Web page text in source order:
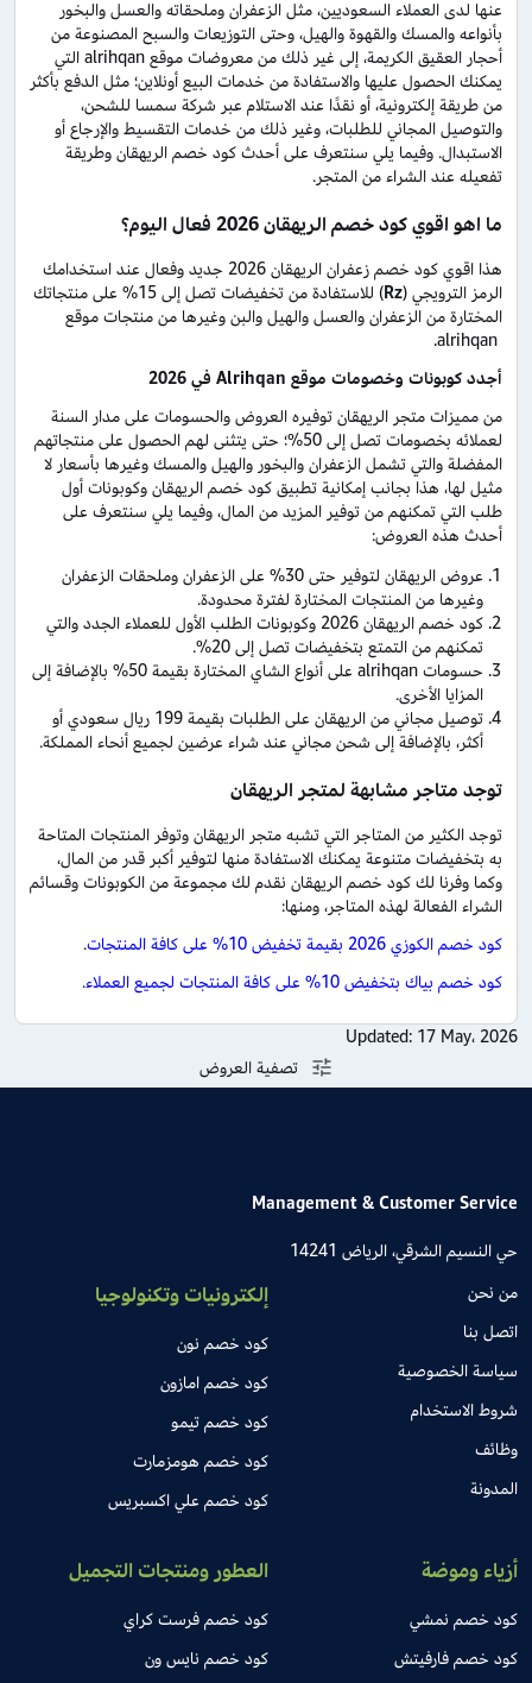
عنها لدى العملاء السعوديين، مثل الزعفران وملحقاته والعسل والبخور
بأنواعه والمسك والقهوة والهيل، وحتى التوزيعات والسبح المصنوعة من
أحجار العقيق الكريمة، إلى غير ذلك من معروضات موقع alrihqan التي
يمكنك الحصول عليها والاستفادة من خدمات البيع أونلاين؛ مثل الدفع بأكثر
من طريقة إلكترونية، أو نقدًا عند الاستلام عبر شركة سمسا للشحن،
والتوصيل المجاني للطلبات، وغير ذلك من خدمات التقسيط والإرجاع أو
الاستبدال. وفيما يلي سنتعرف على أحدث كود خصم الريهقان وطريقة
تفعيله عند الشراء من المتجر.
ما اهو اقوي كود خصم الريهقان 2026 فعال اليوم؟
هذا اقوي كود خصم زعفران الريهقان 2026 جديد وفعال عند استخدامك
الرمز الترويجي (Rz
) للاستفادة من تخفيضات تصل إلى 15% على منتجاتك
المختارة من الزعفران والعسل والهيل والبن وغيرها من منتجات موقع
أجدد كوبونات وخصومات موقع Alrihqan في 2026
من مميزات متجر الريهقان توفيره العروض والحسومات على مدار السنة
لعملائه بخصومات تصل إلى 50%؛ حتى يتثنى لهم الحصول على منتجاتهم
المفضلة والتي تشمل الزعفران والبخور والهيل والمسك وغيرها بأسعار لا
مثيل لها، هذا بجانب إمكانية تطبيق كود خصم الريهقان وكوبونات أول
طلب التي تمكنهم من توفير المزيد من المال، وفيما يلي سنتعرف على
أحدث هذه العروض:
عروض الريهقان لتوفير حتى 30% على الزعفران وملحقات الزعفران
وغيرها من المنتجات المختارة لفترة محدودة.
كود خصم الريهقان 2026 وكوبونات الطلب الأول للعملاء الجدد والتي
تمكنهم من التمتع بتخفيضات تصل إلى 20%.
حسومات alrihqan على أنواع الشاي المختارة بقيمة 50% بالإضافة إلى
المزايا الأخرى.
توصيل مجاني من الريهقان على الطلبات بقيمة 199 ريال سعودي أو
أكثر، بالإضافة إلى شحن مجاني عند شراء عرضين لجميع أنحاء المملكة.
توجد متاجر مشابهة لمتجر الريهقان
توجد الكثير من المتاجر التي تشبه متجر الريهقان وتوفر المنتجات المتاحة
به بتخفيضات متنوعة يمكنك الاستفادة منها لتوفير أكبر قدر من المال،
وكما وفرنا لك كود خصم الريهقان نقدم لك مجموعة من الكوبونات وقسائم
الشراء الفعالة لهذه المتاجر، ومنها:
كود خصم الكوزي 2026 بقيمة تخفيض 10% على كافة المنتجات
.
كود خصم بياك بتخفيض 10% على كافة المنتجات لجميع العملاء
.
Updated: 17 May، 2026
تصفية العروض
Management & Customer Service
حي النسيم الشرقي، الرياض 14241
من نحن
اتصل بنا
سياسة الخصوصية
شروط الاستخدام
وظائف
المدونة
إلكترونيات وتكنولوجيا
كود خصم نون
كود خصم امازون
كود خصم تيمو
كود خصم هومزمارت
كود خصم علي اكسبريس
أزياء وموضة
كود خصم نمشي
كود خصم فارفيتش
العطور ومنتجات التجميل
كود خصم فرست كراي
كود خصم نايس ون